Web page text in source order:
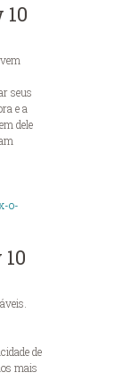
seus
e a
dele
o-
de
mais